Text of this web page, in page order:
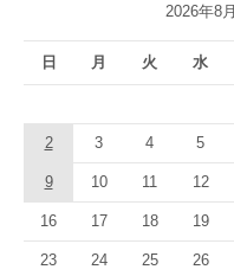
2026年8月
日 月 火 水
2 3 4 5
9 10 11 12
16 17 18 19
23 24 25 26